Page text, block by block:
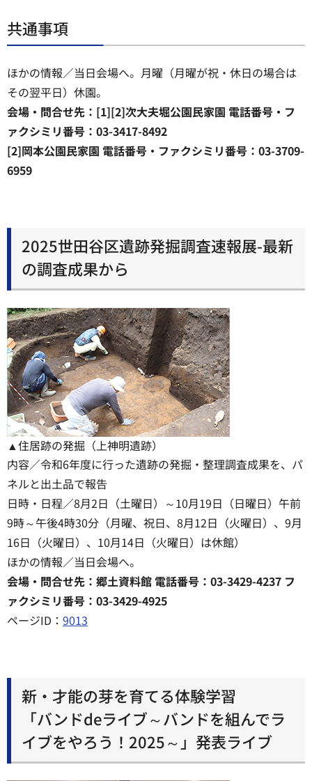
共通事項
ほかの情報／当日会場へ。月曜（月曜が祝・休日の場合は
その翌平日）休園。
会場・問合せ先：[1][2]次大夫堀公園民家園 電話番号・フ
ァクシミリ番号：03-3417-8492
[2]岡本公園民家園 電話番号・ファクシミリ番号：03-3709-
6959
2025世田谷区遺跡発掘調査速報展-最新
の調査成果から
▲住居跡の発掘（上神明遺跡）
内容／令和6年度に行った遺跡の発掘・整理調査成果を、パ
ネルと出土品で報告
日時・日程／8月2日（土曜日）～10月19日（日曜日）午前
9時～午後4時30分（月曜、祝日、8月12日（火曜日）、9月
16日（火曜日）、10月14日（火曜日）は休館）
ほかの情報／当日会場へ。
会場・問合せ先：郷土資料館 電話番号：03-3429-4237 フ
ァクシミリ番号：03-3429-4925
ページID： 9013
新・才能の芽を育てる体験学習
「バンドdeライブ～バンドを組んでラ
イブをやろう！2025～」発表ライブ